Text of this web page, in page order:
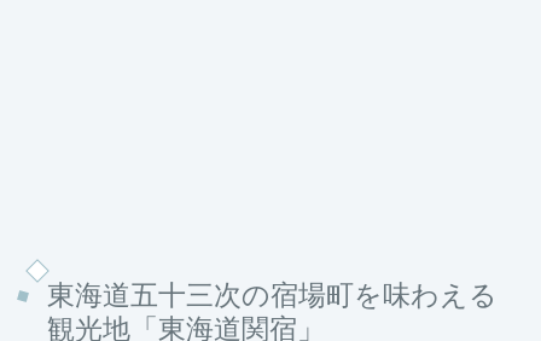
東海道五十三次の宿場町を味わえる
観光地「東海道関宿」